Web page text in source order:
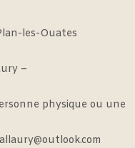
les-Ouates
–
physique ou une